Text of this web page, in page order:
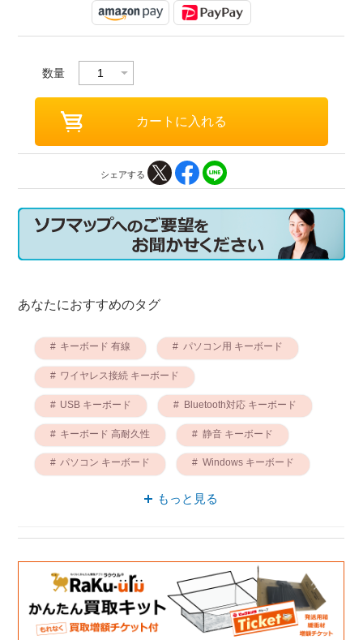
数量
シェアする
あなたにおすすめのタグ
キーボード 有線 パソコン用 キーボード
ワイヤレス接続 キーボード
USB キーボード Bluetooth対応 キーボード
キーボード 高耐久性 静音 キーボード
パソコン キーボード Windows キーボード
もっと見る